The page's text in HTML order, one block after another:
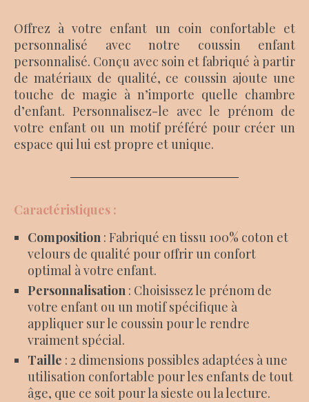
Offrez à votre enfant un coin confortable et
personnalisé avec notre coussin enfant
personnalisé. Conçu avec soin et fabriqué à partir
de matériaux de qualité, ce coussin ajoute une
touche de magie à n’importe quelle chambre
d’enfant. Personnalisez-le avec le prénom de
votre enfant ou un motif préféré pour créer un
espace qui lui est propre et unique.
Caractéristiques :
Composition : Fabriqué en tissu 100% coton et
velours de qualité pour offrir un confort
optimal à votre enfant.
Personnalisation : Choisissez le prénom de
votre enfant ou un motif spécifique à
appliquer sur le coussin pour le rendre
vraiment spécial.
Taille : 2 dimensions possibles adaptées à une
utilisation confortable pour les enfants de tout
âge, que ce soit pour la sieste ou la lecture.